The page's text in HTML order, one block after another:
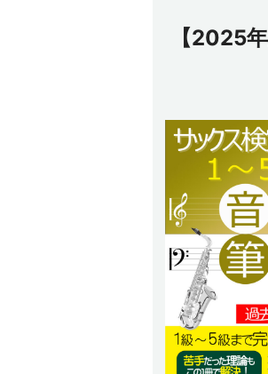
【2025